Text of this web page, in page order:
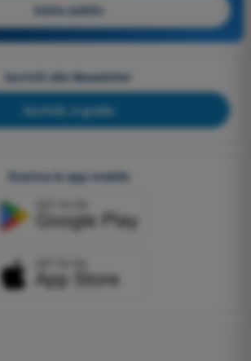
Inizia subito
Iscriviti alla Newsletter
Iscriviti, è gratis
Scarica le app mobile